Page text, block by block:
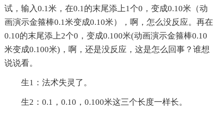
试，输入0.1米，在0.1的末尾添上1个0，变成0.10米（动
画演示金箍棒0.1米变成0.10米），啊，怎么没反应。再在
0.10的末尾添上2个0，变成0.100米(动画演示金箍棒0.10
米变成0.100米)，啊，还是没反应，这是怎么回事？谁想
说说看。
生1：法术失灵了。
生2：0.1，0.10，0.100米这三个长度一样长。